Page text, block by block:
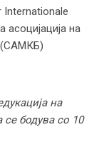
Internationale
асоцијација на
(САМКБ)
на
се бодува со 10